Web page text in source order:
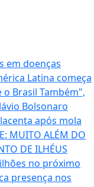
em doenças
Latina começa
o Brasil Também",
Bolsonaro
após mola
MUITO ALÉM DO
DE ILHÉUS
no próximo
presença nos